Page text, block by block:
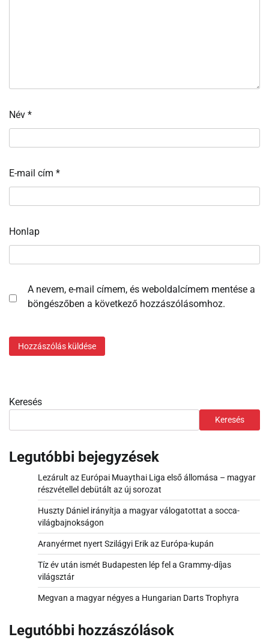
Név *
E-mail cím *
Honlap
A nevem, e-mail címem, és weboldalcímem mentése a
böngészőben a következő hozzászólásomhoz.
Keresés
Keresés
Legutóbbi bejegyzések
Lezárult az Európai Muaythai Liga első állomása – magyar
részvétellel debütált az új sorozat
Huszty Dániel irányítja a magyar válogatottat a socca-
világbajnokságon
Aranyérmet nyert Szilágyi Erik az Európa-kupán
Tíz év után ismét Budapesten lép fel a Grammy-díjas
világsztár
Megvan a magyar négyes a Hungarian Darts Trophyra
Legutóbbi hozzászólások